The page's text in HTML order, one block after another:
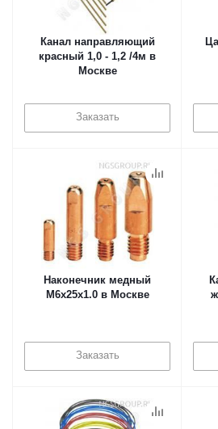
Канал направляющий
красный 1,0 - 1,2 /4м в
Москве
Заказать
Наконечник медный
M6x25x1.0 в Москве
Заказать